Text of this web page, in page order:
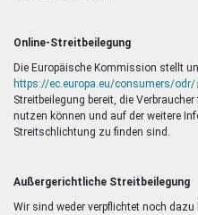
Online-Streitbeilegung
Die Europäische Kommission stellt
https://ec.europa.eu/consumers/odr/
Streitbeilegung bereit, die
nutzen können und auf der weitere
Streitschlichtung zu finden sind.
Außergerichtliche Streitbeilegung
Wir sind weder verpflichtet noch